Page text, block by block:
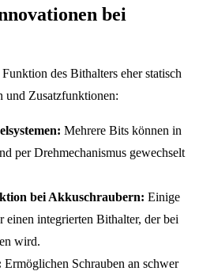
bei
des Bithalters eher statisch
und Zusatzfunktionen:
Mehrere Bits können in
per Drehmechanismus gewechselt
bei Akkuschraubern: Einige
einen integrierten Bithalter, der bei
wird.
Ermöglichen Schrauben an schwer